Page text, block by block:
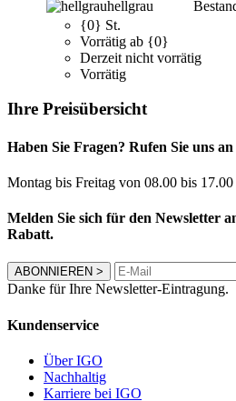
hellgrau
{0} St.
Vorrätig ab {0}
Derzeit nicht vorrätig
Vorrätig
Ihre Preisübersicht
Haben Sie Fragen? Rufen Sie uns
Montag bis Freitag von 08.00 bis 17.00
Melden Sie sich für den Newsletter
Rabatt.
ABONNIEREN >
Danke für Ihre Newsletter-Eintragung.
Kundenservice
Über IGO
Nachhaltig
Karriere bei IGO